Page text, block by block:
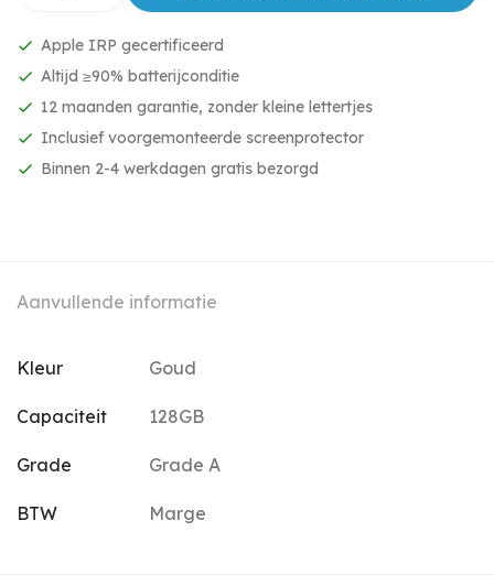
Apple IRP gecertificeerd
Altijd ≥90% batterijconditie
12 maanden garantie, zonder kleine lettertjes
Inclusief voorgemonteerde screenprotector
Binnen 2-4 werkdagen gratis bezorgd
Aanvullende informatie
Kleur Goud
Capaciteit 128GB
Grade Grade A
BTW Marge